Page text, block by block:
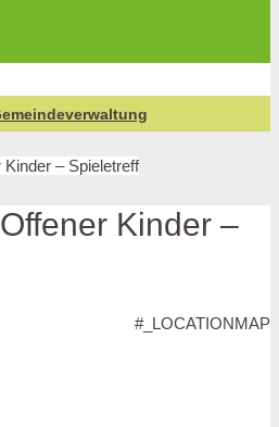
– Spieletreff
Kinder –
#_LOCATIONMAP